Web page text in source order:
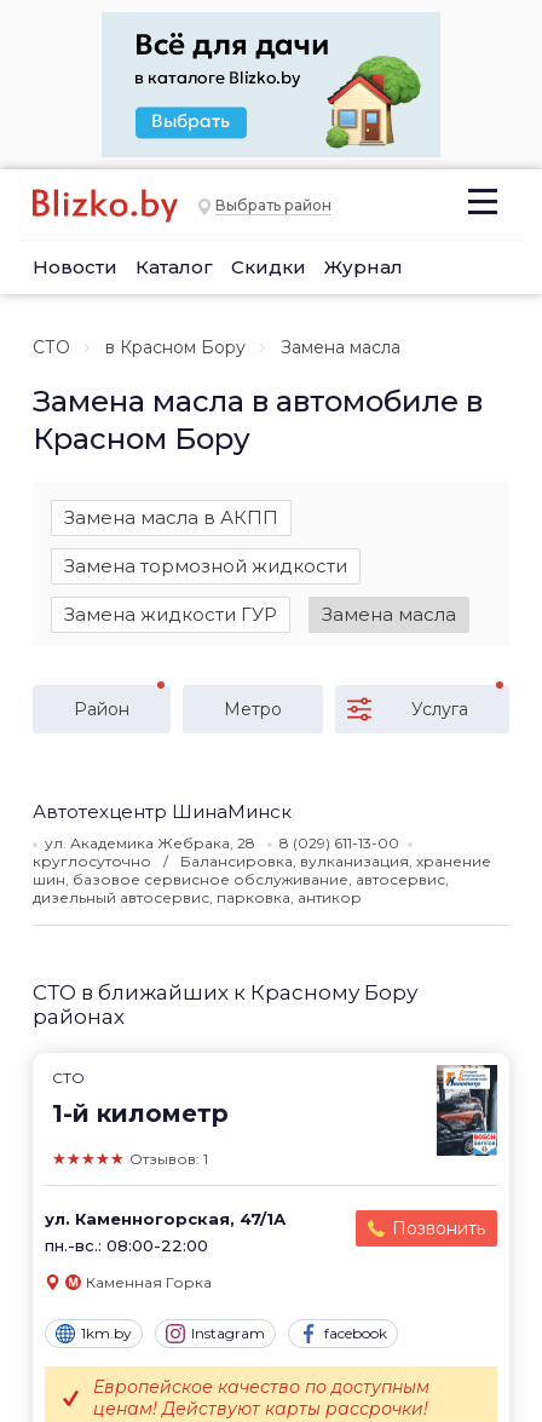
Выбрать район
Новости Каталог Скидки Журнал
СТО в Красном Бору Замена масла
Замена масла в автомобиле в
Красном Бору
Замена масла в АКПП
Замена тормозной жидкости
Замена жидкости ГУР Замена масла
Район Метро Услуга
Автотехцентр ШинаМинск
ул. Академика Жебрака, 28
8 (029) 611-13-00
круглосуточно
Балансировка, вулканизация, хранение
шин, базовое сервисное обслуживание, автосервис,
дизельный автосервис, парковка, антикор
СТО в ближайших к Красному Бору
районах
СТО
1-й километр
★★★★★ Отзывов: 1
ул. Каменногорская, 47/1А
пн.-вс.: 08:00-22:00
Позвонить
Каменная Горка
1km.by Instagram facebook
Европейское качество по доступным
ценам! Действуют карты рассрочки!